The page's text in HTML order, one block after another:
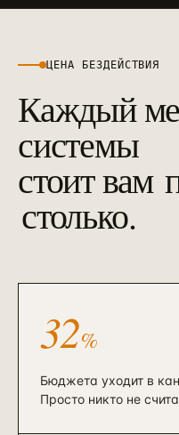
ЦЕНА БЕЗДЕЙСТВИЯ
Каждый
системы
стоит вам
столько.
32%
Бюджета уходит в
Просто никто не